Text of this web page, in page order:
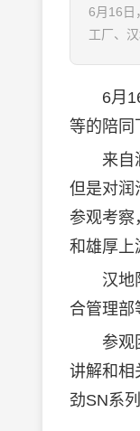
6月16日
工厂、
6月16
等的陪同
来自
但是对润
参观考察
和雄厚上
汉地阳
合管理部
参观团
讲解和相
劲SN系